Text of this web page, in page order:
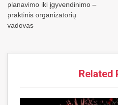
įrašų
planavimo iki įgyvendinimo –
praktinis organizatorių
vadovas
Related